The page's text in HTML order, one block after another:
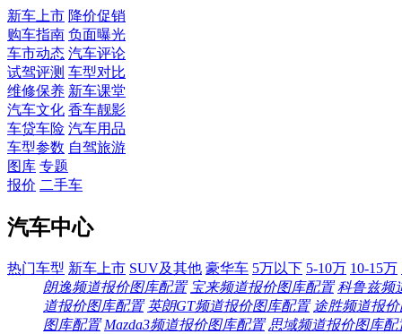
新车上市 降价促销
购车指南 负面曝光
车市动态 汽车评论
试驾评测 车型对比
维修保养 新车课堂
汽车文化 香车靓影
车贷车险 汽车用品
车型参数 自驾旅游
图库 专题
报价 二手车
汽车中心
热门车型 新车上市 SUV及其他 豪华车 5万以下 5-10万 10-15万
朗逸频道报价图库配置 宝来频道报价图库配置 科鲁兹频
道报价图库配置 英朗GT频道报价图库配置 途胜频道报价
图库配置 Mazda3频道报价图库配置 思域频道报价图库配